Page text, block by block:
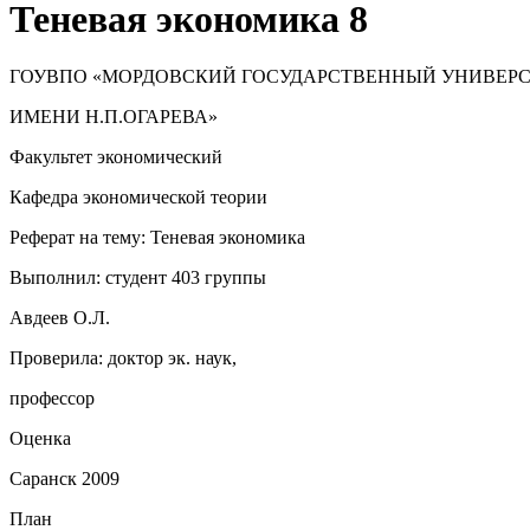
Теневая экономика 8
ГОУВПО «МОРДОВСКИЙ ГОСУДАРСТВЕННЫЙ
ИМЕНИ Н.П.ОГАРЕВА»
Факультет экономический
Кафедра экономической теории
Реферат на тему: Теневая экономика
Выполнил: студент 403 группы
Авдеев О.Л.
Проверила: доктор эк. наук,
профессор
Оценка
Саранск 2009
План